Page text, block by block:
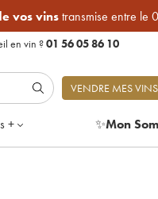
vos vinstransmise entre le
en vin ?01 56 05 86 10
VENDRE MES VINS
+ ✨Mon